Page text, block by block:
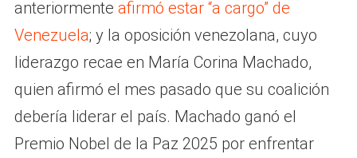
anteriormente afirmó estar “a cargo” de
Venezuela; y la oposición venezolana, cuyo
liderazgo recae en María Corina Machado,
quien afirmó el mes pasado que su coalición
debería liderar el país. Machado ganó el
Premio Nobel de la Paz 2025 por enfrentar